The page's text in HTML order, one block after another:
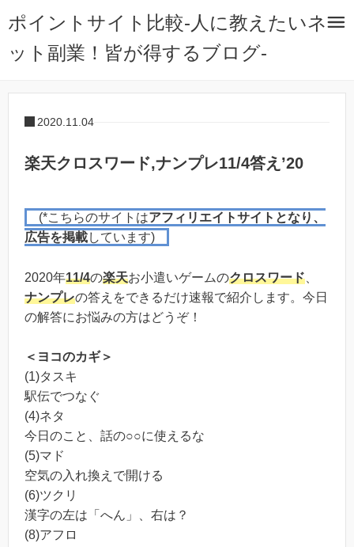
ポイントサイト比較-人に教えたいネ
ット副業！皆が得するブログ-
2020.11.04
楽天クロスワード,ナンプレ11/4答え’20
(*こちらのサイトはアフィリエイトサイトとなり、
広告を掲載しています)
2020年11/4の楽天お小遣いゲームのクロスワード
ナンプレの答えをできるだけ速報で紹介します。今日
の解答にお悩みの方はどうぞ！
＜ヨコのカギ＞
(1)タスキ
駅伝でつなぐ
(4)ネタ
今日のこと、話の○○に使えるな
(5)マド
空気の入れ換えで開ける
(6)ツクリ
漢字の左は「へん」、右は？
(8)アフロ